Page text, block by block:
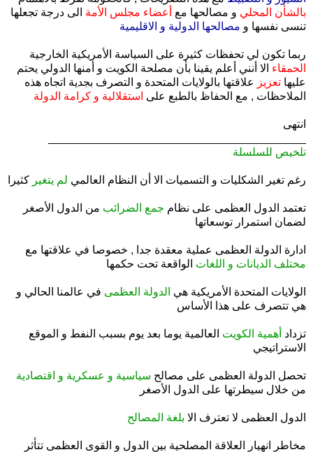
بالشأن المحلي و مصالحها مع أعضاء مجلس الأمة الى درجة تجعلها
تنسى نفسها و مصالحها الدولية و الاقليمية
ربما تكون لي تحفظات كثيرة على السياسة الأمريكية الخارجية
الحمقاء الا أنني أعلم يقينا بأن مصلحة الكويت و أمنها الدولي يحتم
عليها تعزيز علاقتها بالولايات المتحدة و التصرف بجدية اتجاه هذه
الملاحظات , مع الحفاظ بالطبع على استقلالية و كرامة الدولة
انتهى
تلخيص للسلسلة
رغم تغير الشكليات و التسميات الا أن النظام العالمي لم يتغير كثيرا
تعتمد الدول العظمى على نظام جمع الضرائب من الدول الأصغر
لضمان استمرار توسعاتها
ادارة الدولة العظمى عملية معقدة جدا , خصوصا في علاقتها مع
مختلف الديانات و اللغات الواقعة تحت حكمها
الولايات المتحدة الأمريكية هي الدولة العظمى في عالمنا الحالي و
هي تتصرف على هذا الأساس
تزداد أهمية الكويت العالمية يوما بعد يوم بسبب النفط و الموقع
الاستراتيجي
تحصل الدولة العظمى على مصالح سياسية و عسكرية و اقتصادية
من خلال سيطرتها على الدول الأصغر
الدول العظمى لا تعترف الا بلغة المصالح
مخاطر انهيار العلاقة المصلحية بين الدول و القوى العظمى تتأثر